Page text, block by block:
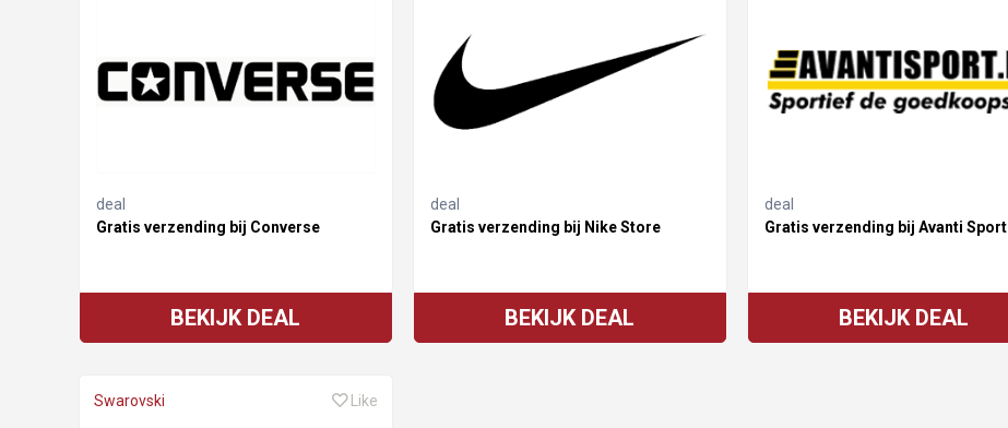
deal
Gratis verzending bij Converse
BEKIJK DEAL
deal
Gratis verzending bij Nike Store
BEKIJK DEAL
deal
Gratis verzending bij Avanti Sport
BEKIJK DEAL
Swarovski Like